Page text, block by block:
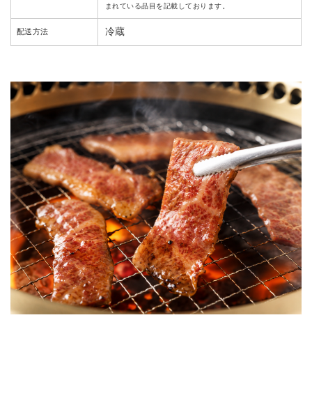
まれている品目を記載しております。
配送方法 冷蔵